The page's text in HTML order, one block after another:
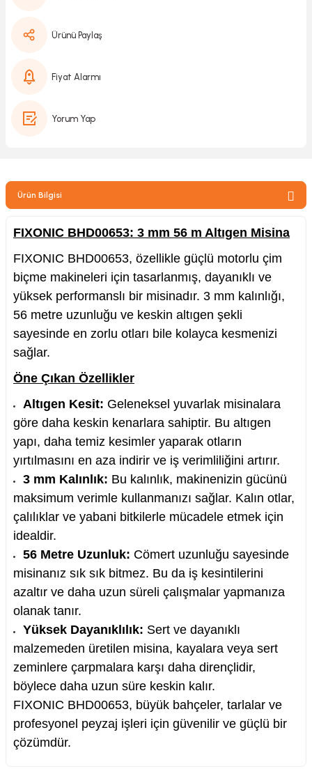
Ucu
ve Lehim Teli
ve Bisiklet
Ürünü Paylaş
Fiyat Alarmı
Yorum Yap
Ürün Bilgisi
FIXONIC BHD00653: 3 mm 56 m Altıgen Misina
FIXONIC BHD00653, özellikle güçlü motorlu çim
biçme makineleri için tasarlanmış, dayanıklı ve
yüksek performanslı bir misinadır. 3 mm kalınlığı,
56 metre uzunluğu ve keskin altıgen şekli
sayesinde en zorlu otları bile kolayca kesmenizi
sağlar.
Öne Çıkan Özellikler
Altıgen Kesit: Geleneksel yuvarlak misinalara
göre daha keskin kenarlara sahiptir. Bu altıgen
yapı, daha temiz kesimler yaparak otların
yırtılmasını en aza indirir ve iş verimliliğini artırır.
3 mm Kalınlık: Bu kalınlık, makinenizin gücünü
maksimum verimle kullanmanızı sağlar. Kalın otlar,
çalılıklar ve yabani bitkilerle mücadele etmek için
idealdir.
56 Metre Uzunluk: Cömert uzunluğu sayesinde
misinanız sık sık bitmez. Bu da iş kesintilerini
azaltır ve daha uzun süreli çalışmalar yapmanıza
olanak tanır.
Yüksek Dayanıklılık: Sert ve dayanıklı
malzemeden üretilen misina, kayalara veya sert
zeminlere çarpmalara karşı daha dirençlidir,
böylece daha uzun süre keskin kalır.
FIXONIC BHD00653, büyük bahçeler, tarlalar ve
profesyonel peyzaj işleri için güvenilir ve güçlü bir
çözümdür.